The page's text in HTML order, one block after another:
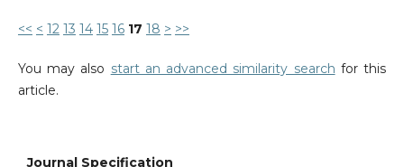
<< < 12 13 14 15 16 17 18 > >>
You may also start an advanced similarity search for this
article.
Journal Specification